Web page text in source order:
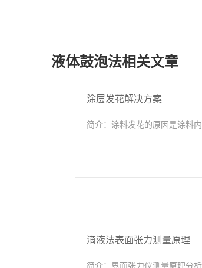
液体鼓泡法相关文章
涂层发花解决方案
简介： 涂料发花的原因是涂料
滴液法表面张力测量原理
简介： 界面张力仪测量原理分